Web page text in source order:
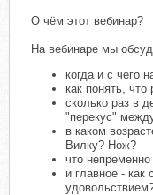
О чём этот вебинар?
На вебинаре мы
когда и с чего
как понять,
сколько раз в
"перекус"
в каком
Вилку? Нож?
что
и главное - как